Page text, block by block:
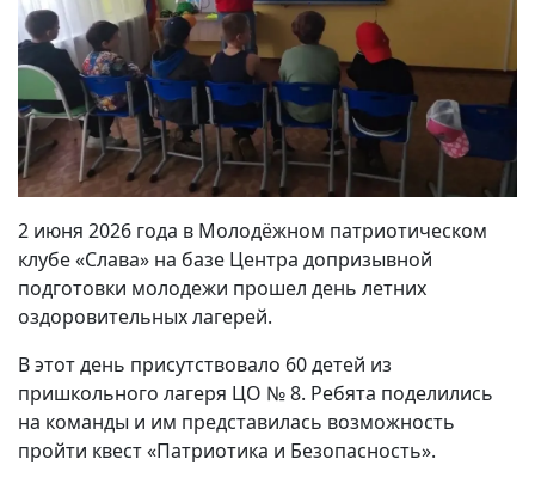
2 июня 2026 года в Молодёжном патриотическом
клубе «Слава» на базе Центра допризывной
подготовки молодежи прошел день летних
оздоровительных лагерей.
В этот день присутствовало 60 детей из
пришкольного лагеря ЦО № 8. Ребята поделились
на команды и им представилась возможность
пройти квест «Патриотика и Безопасность».